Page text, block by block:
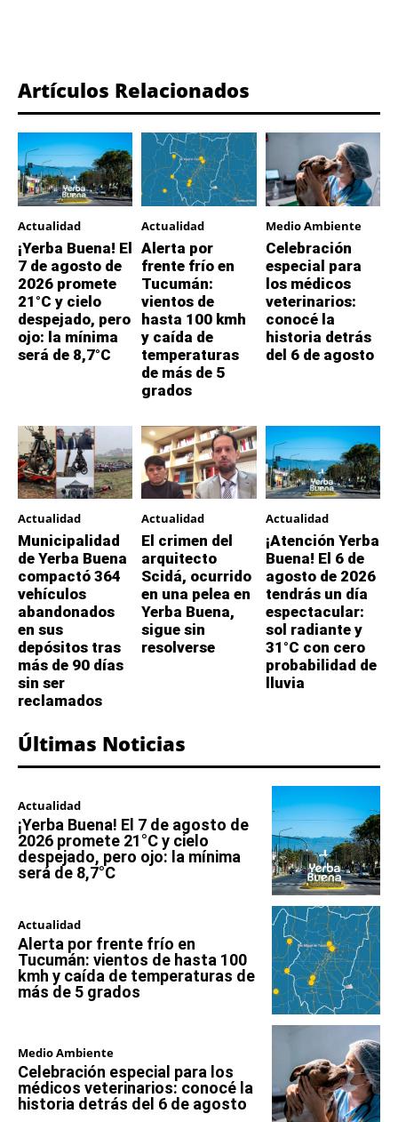
Artículos Relacionados
Actualidad
¡Yerba Buena! El
7 de agosto de
2026 promete
21°C y cielo
despejado, pero
ojo: la mínima
será de 8,7°C
Actualidad
Alerta por
frente frío en
Tucumán:
vientos de
hasta 100 kmh
y caída de
temperaturas
de más de 5
grados
Medio Ambiente
Celebración
especial para
los médicos
veterinarios:
conocé la
historia detrás
del 6 de agosto
Actualidad
Municipalidad
de Yerba Buena
compactó 364
vehículos
abandonados
en sus
depósitos tras
más de 90 días
sin ser
reclamados
Actualidad
El crimen del
arquitecto
Scidá, ocurrido
en una pelea en
Yerba Buena,
sigue sin
resolverse
Actualidad
¡Atención Yerba
Buena! El 6 de
agosto de 2026
tendrás un día
espectacular:
sol radiante y
31°C con cero
probabilidad de
lluvia
Últimas Noticias
Actualidad
¡Yerba Buena! El 7 de agosto de
2026 promete 21°C y cielo
despejado, pero ojo: la mínima
será de 8,7°C
Actualidad
Alerta por frente frío en
Tucumán: vientos de hasta 100
kmh y caída de temperaturas de
más de 5 grados
Medio Ambiente
Celebración especial para los
médicos veterinarios: conocé la
historia detrás del 6 de agosto